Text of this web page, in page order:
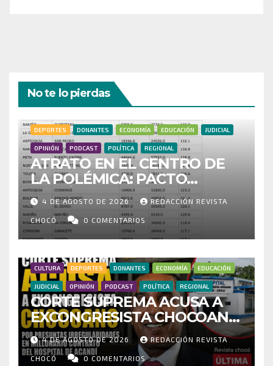
No te lo pierdas
DEPORTES DONANTES ECONOMÍA EDUCACIÓN JUDICIAL
OPINIÓN PODCAST POLÍTICA REGIONAL
ATRATO EN EL CENTRO DE
LA POLÉMICA: PACTO
HISTÓRICO CUESTIONA
CENSO ELECTORAL Y PIDE
INVESTIGAR PRESUNTO
FRAUDE
4 DE AGOSTO DE 2026 REDACCIÓN REVISTA
CHOCÓ 0 COMENTARIOS
CULTURA DEPORTES DONANTES ECONOMÍA EDUCACIÓN
JUDICIAL OPINIÓN PODCAST POLÍTICA REGIONAL
CORTE SUPREMA ACUSA A
EXCONGRESISTA CHOCOANO
POR PRESUNTAS
IRREGULARIDADES EN
MILLONARIO CONTRATO DEL
4 DE AGOSTO DE 2026 REDACCIÓN REVISTA
CHOCÓ 0 COMENTARIOS